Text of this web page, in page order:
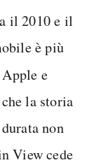
il 2010 e il
è più
e
la storia
non
View cede